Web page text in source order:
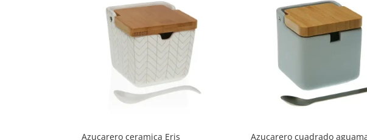
Azucarero ceramica Eris Azucarero cuadrado